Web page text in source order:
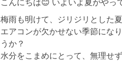
梅雨も明けて、ジリジリとした
エアコンが欠かせない季節にな
うか？
水分をこまめにとって、無理せ